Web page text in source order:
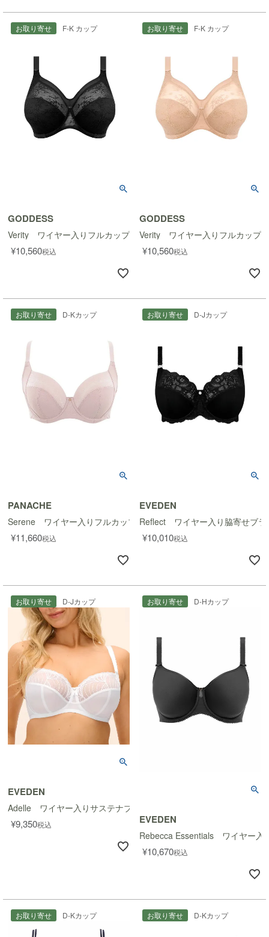
お取り寄せ F-K カップ
GODDESS
Verity ワイヤー入りフルカップブラ
¥10,560税込
お取り寄せ F-K カップ
GODDESS
Verity ワイヤー入りフルカップ
¥10,560税込
お取り寄せ D-Kカップ
PANACHE
Serene ワイヤー入りフルカップブラ
¥11,660税込
お取り寄せ D-Jカップ
EVEDEN
Reflect ワイヤー入り脇寄せブラ
¥10,010税込
お取り寄せ D-Jカップ
EVEDEN
Adelle ワイヤー入りサステナブル脇寄せブラ
¥9,350税込
お取り寄せ D-Hカップ
EVEDEN
Rebecca Essentials ワイヤー入
¥10,670税込
お取り寄せ D-Kカップ お取り寄せ D-Kカップ